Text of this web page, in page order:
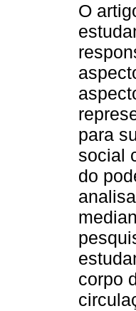
O
para
social
do
corpo